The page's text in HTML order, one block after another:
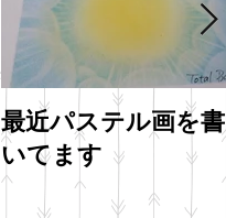
最近パステル画を書
いてます